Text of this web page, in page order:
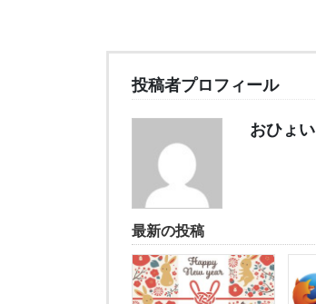
投稿者プロフィール
おひょい
最新の投稿